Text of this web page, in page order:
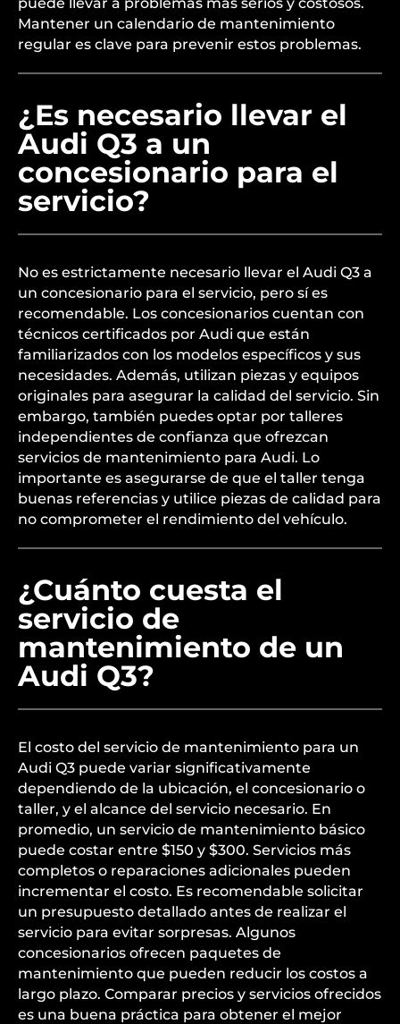
Mantener un calendario de mantenimiento
regular es clave para prevenir estos problemas.
¿Es necesario llevar el
Audi Q3 a un
concesionario para el
servicio?
No es estrictamente necesario llevar el Audi Q3 a
un concesionario para el servicio, pero sí es
recomendable. Los concesionarios cuentan con
técnicos certificados por Audi que están
familiarizados con los modelos específicos y sus
necesidades. Además, utilizan piezas y equipos
originales para asegurar la calidad del servicio. Sin
embargo, también puedes optar por talleres
independientes de confianza que ofrezcan
servicios de mantenimiento para Audi. Lo
importante es asegurarse de que el taller tenga
buenas referencias y utilice piezas de calidad para
no comprometer el rendimiento del vehículo.
¿Cuánto cuesta el
servicio de
mantenimiento de un
Audi Q3?
El costo del servicio de mantenimiento para un
Audi Q3 puede variar significativamente
dependiendo de la ubicación, el concesionario o
taller, y el alcance del servicio necesario. En
promedio, un servicio de mantenimiento básico
puede costar entre $150 y $300. Servicios más
completos o reparaciones adicionales pueden
incrementar el costo. Es recomendable solicitar
un presupuesto detallado antes de realizar el
servicio para evitar sorpresas. Algunos
concesionarios ofrecen paquetes de
mantenimiento que pueden reducir los costos a
largo plazo. Comparar precios y servicios ofrecidos
es una buena práctica para obtener el mejor